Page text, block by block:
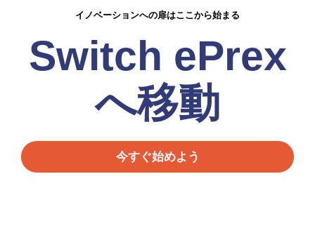
イノベーションへの扉はここから始まる
Switch ePrex
へ移動
今すぐ始めよう